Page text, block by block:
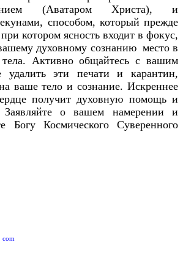
(Аватаром Христа), и
способом, который прежде
котором ясность входит в фокус,
духовному сознанию место в
тела. Активно общайтесь с вашим
удалить эти печати и карантин,
ваше тело и сознание. Искреннее
получит духовную помощь и
Заявляйте о вашем намерении и
Богу Космического Суверенного
com